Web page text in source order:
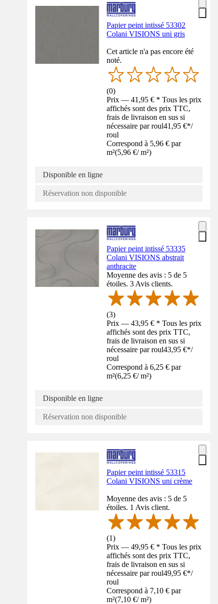
Papier peint intissé 53302
Colani VISIONS uni gris
Cet article n'a pas encore été
noté.
(0)
Prix — 41,95 € * Tous les prix
affichés sont des prix TTC,
frais de livraison en sus si
nécessaire par roul41,95 €*/
roul
Correspond à 5,96 € par
m²(5,96 €/ m²)
Disponible en ligne
Réservation non disponible
Papier peint intissé 53335
Colani VISIONS abstrait
anthracite
Moyenne des avis : 5 de 5
étoiles. 3 Avis clients.
(3)
Prix — 43,95 € * Tous les prix
affichés sont des prix TTC,
frais de livraison en sus si
nécessaire par roul43,95 €*/
roul
Correspond à 6,25 € par
m²(6,25 €/ m²)
Disponible en ligne
Réservation non disponible
Papier peint intissé 53315
Colani VISIONS uni crème
Moyenne des avis : 5 de 5
étoiles. 1 Avis client.
(1)
Prix — 49,95 € * Tous les prix
affichés sont des prix TTC,
frais de livraison en sus si
nécessaire par roul49,95 €*/
roul
Correspond à 7,10 € par
m²(7,10 €/ m²)